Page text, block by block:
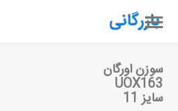
سوزن اورگان
UOX163
سایز 11